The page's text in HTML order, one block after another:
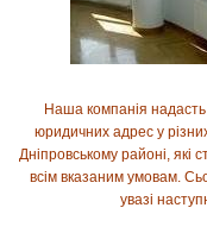
Наша компанія надасть
юридичних адрес у
Дніпровському районі, які
всім вказаним умовам.
увазі